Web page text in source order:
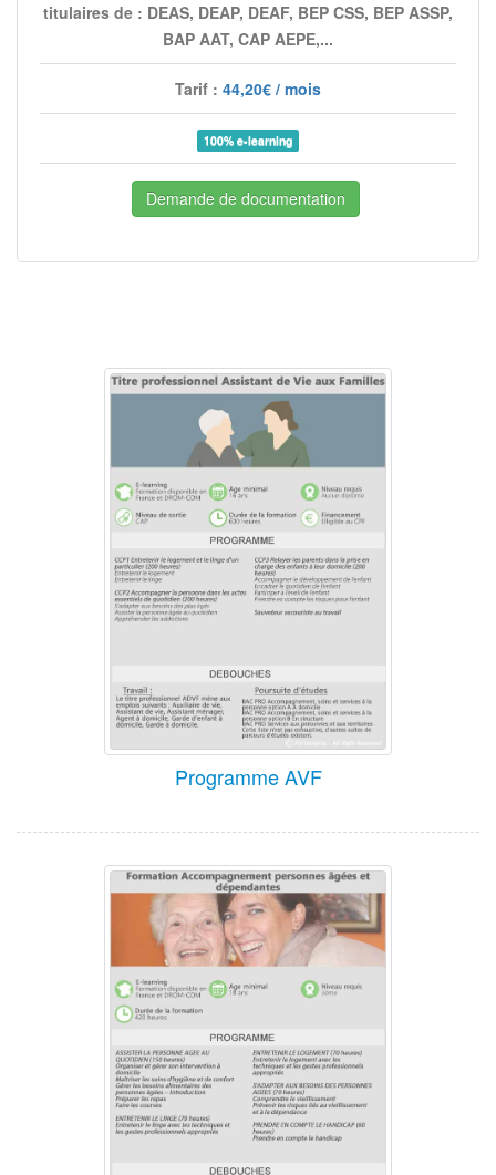
titulaires de : DEAS, DEAP, DEAF, BEP CSS, BEP ASSP,
BAP AAT, CAP AEPE,...
Tarif : 44,20€ / mois
100% e-learning
Demande de documentation
Programme AVF